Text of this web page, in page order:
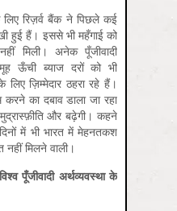
रिज़र्व बैंक ने पिछले कई
हुई हैं। इससे भी महँगाई को
मिली। अनेक पूँजीवादी
ऊँची ब्याज दरों को भी
लिए ज़िम्मेदार ठहरा रहे हैं।
का दबाव डाला जा रहा
और बढ़ेगी। कहने
में भी भारत में मेहनतकश
मिलने वाली।
पूँजीवादी अर्थव्यवस्था के